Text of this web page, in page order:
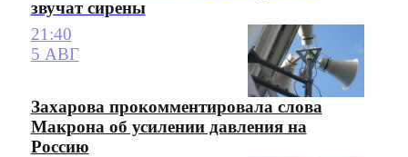
звучат сирены
21:40
5 АВГ
Захарова прокомментировала слова
Макрона об усилении давления на
Россию